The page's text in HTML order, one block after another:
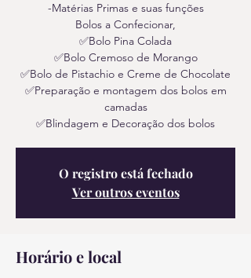
-Matérias Primas e suas funções
Bolos a Confecionar,
✅Bolo Pina Colada
✅Bolo Cremoso de Morango
✅Bolo de Pistachio e Creme de Chocolate
✅Preparação e montagem dos bolos em
camadas
✅Blindagem e Decoração dos bolos
O registro está fechado
Ver outros eventos
Horário e local